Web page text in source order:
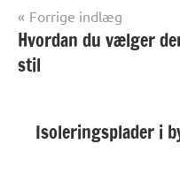
Indlægsnavigation
Forrige indlæg
Hvordan du vælger
stil
Isoleringsplader i